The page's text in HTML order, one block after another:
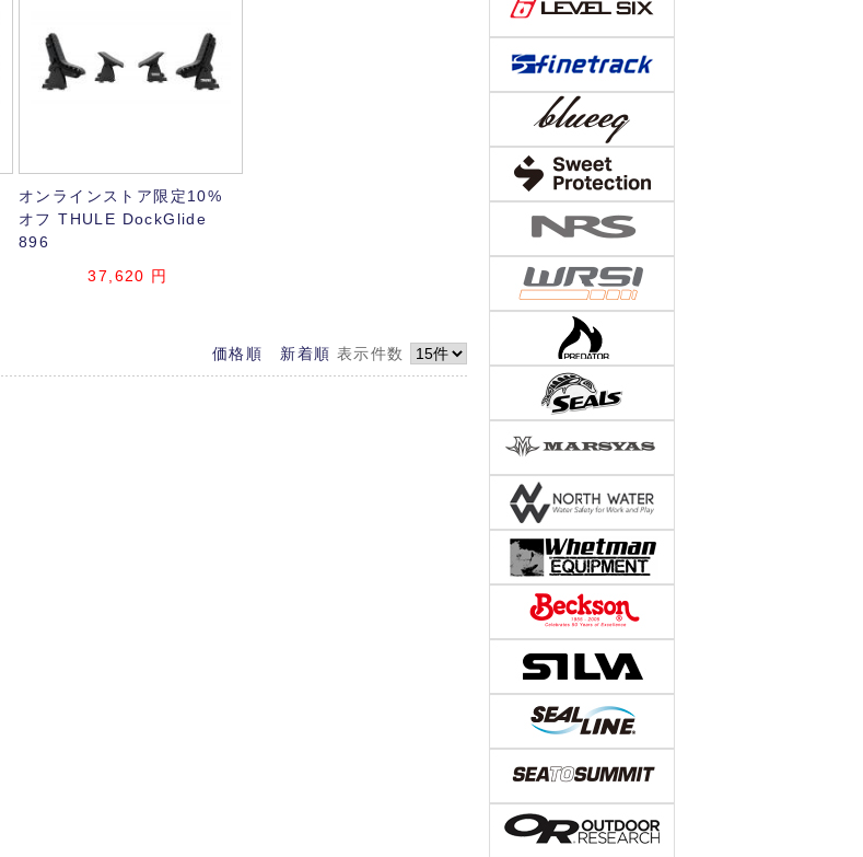
オンラインストア限定10%
オフ THULE DockGlide
896
37,620 円
価格順 新着順 表示件数